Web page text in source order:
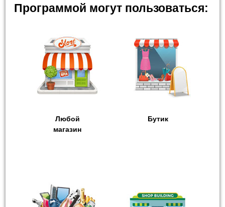
Программой могут пользоваться:
Любой
магазин
Бутик